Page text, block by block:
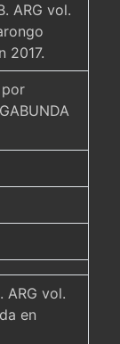
ARG vol.
2017.
por
ARG vol.
en